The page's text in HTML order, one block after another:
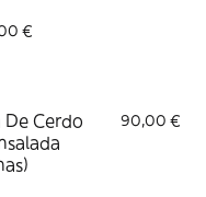
€
Cerdo
90,00 €